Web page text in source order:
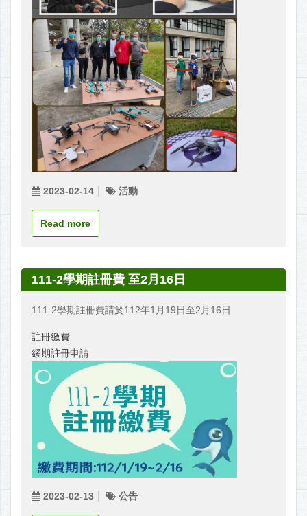
2023-02-14 活動
Read more
111-2學期註冊費 至2月16日
111-2學期註冊費請於112年1月19日至2月16日
註冊繳費
緩期註冊申請
2023-02-13 公告